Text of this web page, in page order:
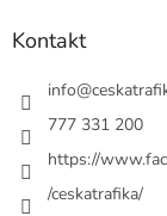
Kontakt
info@
777 331 200
https://
/ceskatrafika/